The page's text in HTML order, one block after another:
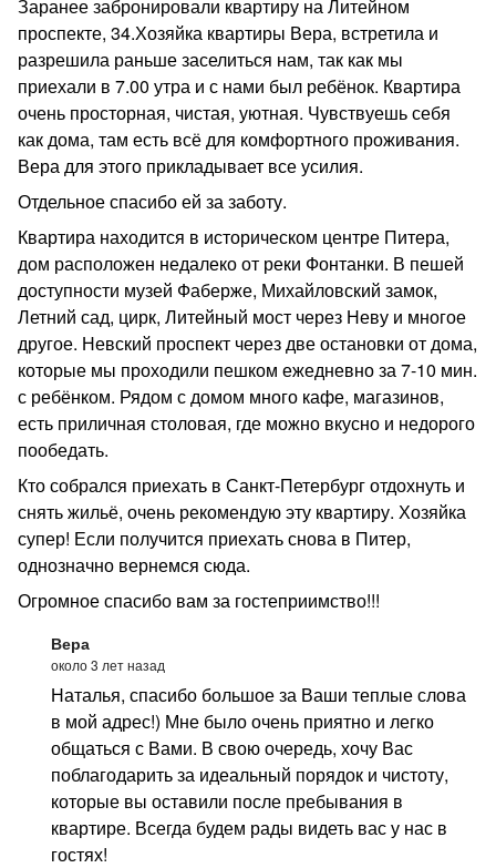
Заранее забронировали квартиру на Литейном
проспекте, 34.Хозяйка квартиры Вера, встретила и
разрешила раньше заселиться нам, так как мы
приехали в 7.00 утра и с нами был ребёнок. Квартира
очень просторная, чистая, уютная. Чувствуешь себя
как дома, там есть всё для комфортного проживания.
Вера для этого прикладывает все усилия.
Отдельное спасибо ей за заботу.
Квартира находится в историческом центре Питера,
дом расположен недалеко от реки Фонтанки. В пешей
доступности музей Фаберже, Михайловский замок,
Летний сад, цирк, Литейный мост через Неву и многое
другое. Невский проспект через две остановки от дома,
которые мы проходили пешком ежедневно за 7-10 мин.
с ребёнком. Рядом с домом много кафе, магазинов,
есть приличная столовая, где можно вкусно и недорого
пообедать.
Кто собрался приехать в Санкт-Петербург отдохнуть и
снять жильё, очень рекомендую эту квартиру. Хозяйка
супер! Если получится приехать снова в Питер,
однозначно вернемся сюда.
Огромное спасибо вам за гостеприимство!!!
Вера
около 3 лет назад
Наталья, спасибо большое за Ваши теплые слова
в мой адрес!) Мне было очень приятно и легко
общаться с Вами. В свою очередь, хочу Вас
поблагодарить за идеальный порядок и чистоту,
которые вы оставили после пребывания в
квартире. Всегда будем рады видеть вас у нас в
гостях!